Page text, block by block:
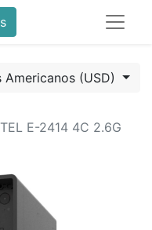
Americanos (USD)
E-2414 4C 2.6G